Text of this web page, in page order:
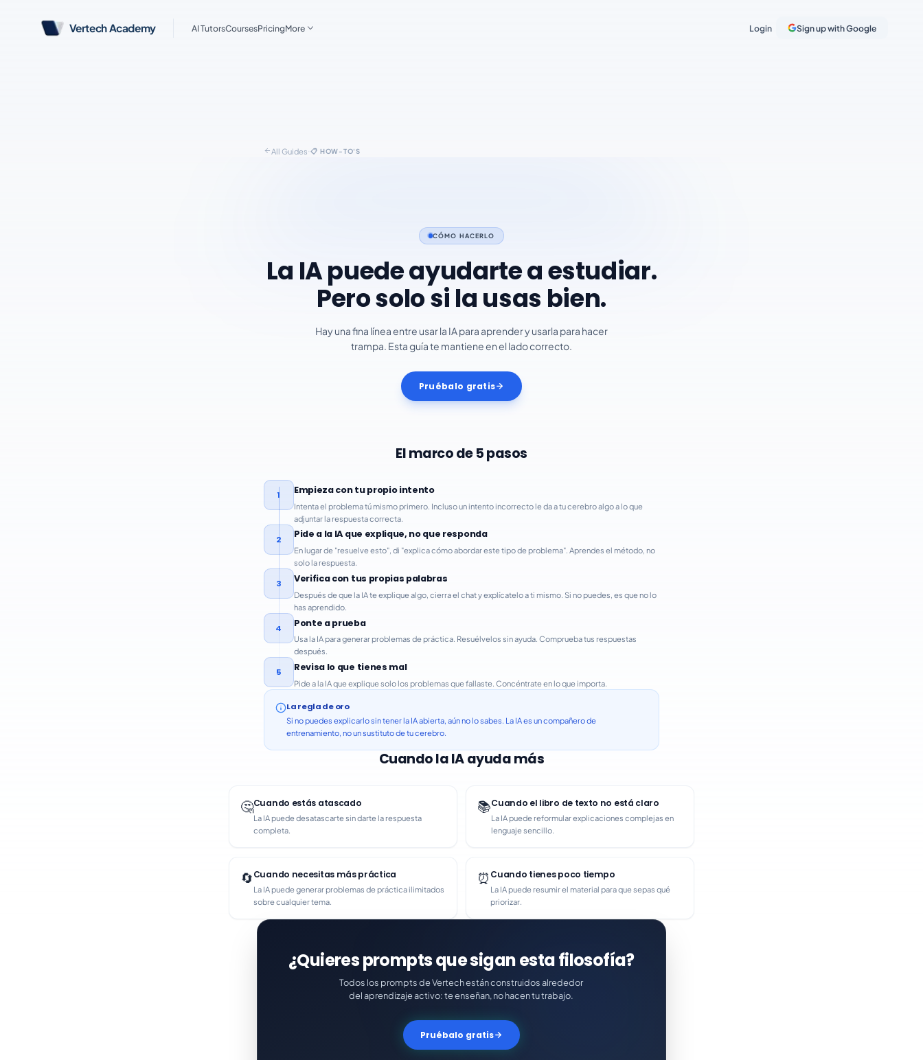
Vertech Academy AI TutorsCoursesPricingMore Login Sign up with Google
All Guides·📋 HOW-TO'S
CÓMO HACERLO
La IA puede ayudarte a estudiar.
Pero solo si la usas bien.
Hay una fina línea entre usar la IA para aprender y usarla para hacer
trampa. Esta guía te mantiene en el lado correcto.
Pruébalo gratis
El marco de 5 pasos
1 Empieza con tu propio intento
Intenta el problema tú mismo primero. Incluso un intento incorrecto le da a tu cerebro algo a lo que
adjuntar la respuesta correcta.
2 Pide a la IA que explique, no que responda
En lugar de "resuelve esto", di "explica cómo abordar este tipo de problema". Aprendes el método, no
solo la respuesta.
3 Verifica con tus propias palabras
Después de que la IA te explique algo, cierra el chat y explícatelo a ti mismo. Si no puedes, es que no lo
has aprendido.
4 Ponte a prueba
Usa la IA para generar problemas de práctica. Resuélvelos sin ayuda. Comprueba tus respuestas
después.
5 Revisa lo que tienes mal
Pide a la IA que explique solo los problemas que fallaste. Concéntrate en lo que importa.
La regla de oro
Si no puedes explicarlo sin tener la IA abierta, aún no lo sabes. La IA es un compañero de
entrenamiento, no un sustituto de tu cerebro.
Cuando la IA ayuda más
🤔Cuando estás atascado
La IA puede desatascarte sin darte la respuesta
completa.
📚Cuando el libro de texto no está claro
La IA puede reformular explicaciones complejas en
lenguaje sencillo.
🔄Cuando necesitas más práctica
La IA puede generar problemas de práctica ilimitados
sobre cualquier tema.
⏰ Cuando tienes poco tiempo
La IA puede resumir el material para que sepas qué
priorizar.
¿Quieres prompts que sigan esta filosofía?
Todos los prompts de Vertech están construidos alrededor
del aprendizaje activo: te enseñan, no hacen tu trabajo.
Pruébalo gratis